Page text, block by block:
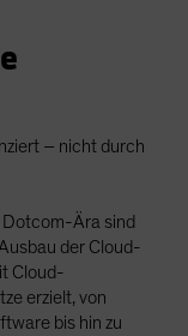
– nicht durch
Dotcom-Ära sind
der Cloud-
Cloud-
erzielt, von
bis hin zu